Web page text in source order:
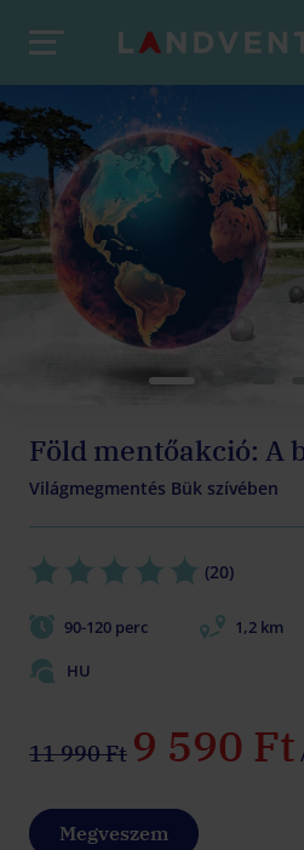
Föld mentőakció: A
Világmegmentés Bük szívében
(20)
90-120 perc 1,2 km
HU
11 990 Ft 9 590 Ft
Megveszem